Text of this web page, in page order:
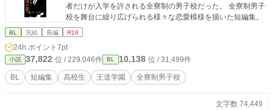
者だけが入学を許される全寮制の男子校だった。 全寮制男子
校を舞台に繰り広げられる様々な恋愛模様を描いた短編集。
BL 完結 長編 R18
24h.ポイント 7pt
小説 37,822 位 / 229,046件 BL 10,138 位 / 31,499件
BL 短編集 高校生 王道学園 全寮制男子校
文字数 74,449